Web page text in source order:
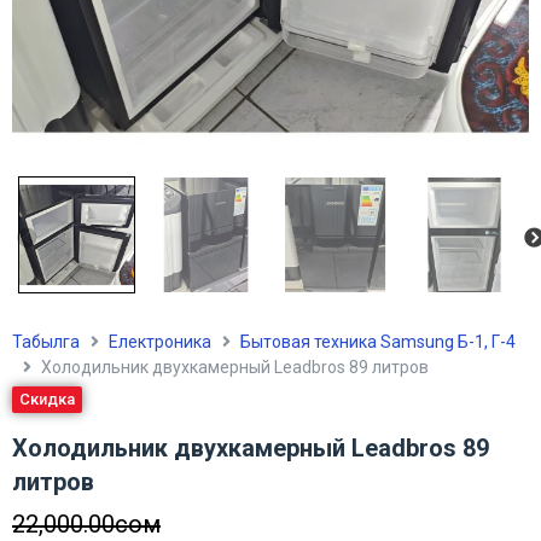
Табылга Електроника
Бытовая техника Samsung Б-1, Г-4
Холодильник двухкамерный Leadbros 89 литров
Скидка
Холодильник двухкамерный Leadbros 89
литров
22,000.00сом